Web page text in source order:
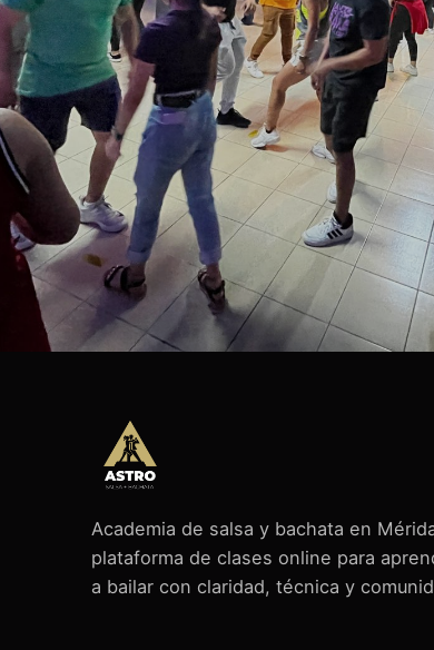
Academia de salsa y bachata en
plataforma de clases online para
a bailar con claridad, técnica y